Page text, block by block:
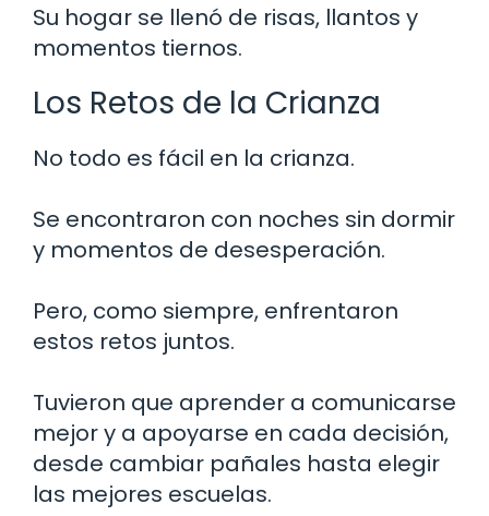
Su hogar se llenó de risas, llantos y
momentos tiernos.
Los Retos de la Crianza
No todo es fácil en la crianza.
Se encontraron con noches sin dormir
y momentos de desesperación.
Pero, como siempre, enfrentaron
estos retos juntos.
Tuvieron que aprender a comunicarse
mejor y a apoyarse en cada decisión,
desde cambiar pañales hasta elegir
las mejores escuelas.